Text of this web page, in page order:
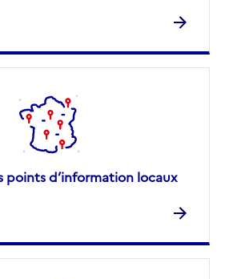
points d’information locaux